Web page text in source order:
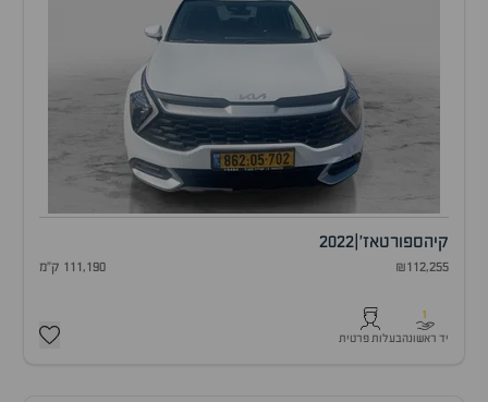
קיהספורטאז' 2022
₪112,255 111,190 ק"מ
1
יד ראשונהבעלות פרטית